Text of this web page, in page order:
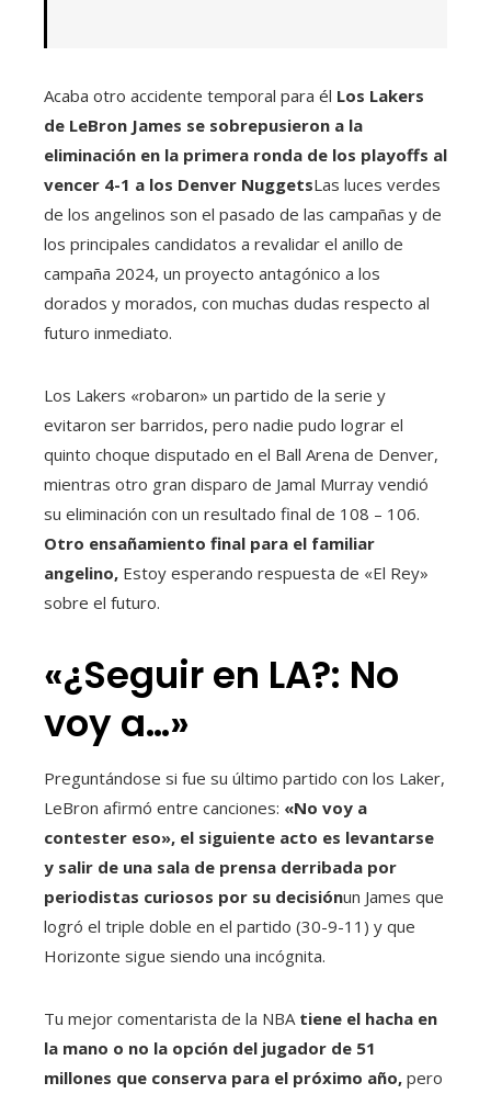
Acaba otro accidente temporal para él Los Lakers
de LeBron James se sobrepusieron a la
eliminación en la primera ronda de los playoffs al
vencer 4-1 a los Denver NuggetsLas luces verdes
de los angelinos son el pasado de las campañas y de
los principales candidatos a revalidar el anillo de
campaña 2024, un proyecto antagónico a los
dorados y morados, con muchas dudas respecto al
futuro inmediato.
Los Lakers «robaron» un partido de la serie y
evitaron ser barridos, pero nadie pudo lograr el
quinto choque disputado en el Ball Arena de Denver,
mientras otro gran disparo de Jamal Murray vendió
su eliminación con un resultado final de 108 – 106.
Otro ensañamiento final para el familiar
angelino, Estoy esperando respuesta de «El Rey»
sobre el futuro.
«¿Seguir en LA?: No
voy a…»
Preguntándose si fue su último partido con los Laker,
LeBron afirmó entre canciones: «No voy a
contester eso», el siguiente acto es levantarse
y salir de una sala de prensa derribada por
periodistas curiosos por su decisiónun James que
logró el triple doble en el partido (30-9-11) y que
Horizonte sigue siendo una incógnita.
Tu mejor comentarista de la NBA tiene el hacha en
la mano o no la opción del jugador de 51
millones que conserva para el próximo año, pero